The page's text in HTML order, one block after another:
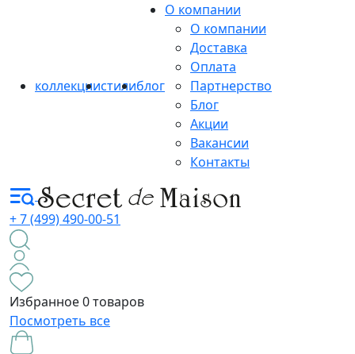
коллекциистилиблог
О компании
О компании
Доставка
Оплата
Партнерство
Блог
Акции
Вакансии
Контакты
+ 7 (499) 490-00-51
Избранное0 товаров
Посмотреть все